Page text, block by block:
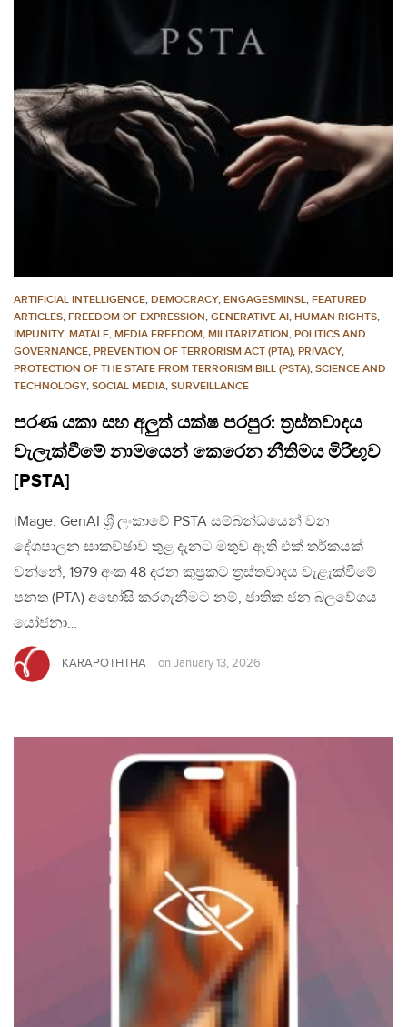
ARTIFICIAL INTELLIGENCE, DEMOCRACY, ENGAGESMINSL, FEATURED
ARTICLES, FREEDOM OF EXPRESSION, GENERATIVE AI, HUMAN RIGHTS,
IMPUNITY, MATALE, MEDIA FREEDOM, MILITARIZATION, POLITICS AND
GOVERNANCE, PREVENTION OF TERRORISM ACT (PTA), PRIVACY,
PROTECTION OF THE STATE FROM TERRORISM BILL (PSTA), SCIENCE AND
TECHNOLOGY, SOCIAL MEDIA, SURVEILLANCE
පරණ යකා සහ අලුත් යක්ෂ පරපුර: ත්‍රස්තවාදය
වැලැක්වීමේ නාමයෙන් කෙරෙන නීතිමය මිරිඟුව
[PSTA]
iMage: GenAI ශ්‍රී ලංකාවේ PSTA සම්බන්ධයෙන් වන
දේශපාලන සාකච්ඡාව තුළ දැනට මතුව ඇති එක් තර්කයක්
වන්නේ, 1979 අංක 48 දරන කුප්‍රකට ත්‍රස්තවාදය වැළැක්වීමේ
පනත (PTA) අහෝසි කරගැනීමට නම්, ජාතික ජන බලවේගය
යෝජනා…
KARAPOTHTHA on January 13, 2026